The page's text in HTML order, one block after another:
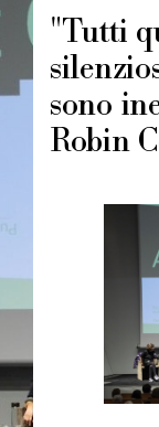
"Tutti
sono
Robin
principale